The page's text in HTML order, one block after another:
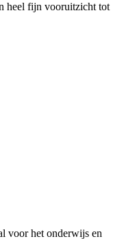
heel fijn vooruitzicht tot
voor het onderwijs en